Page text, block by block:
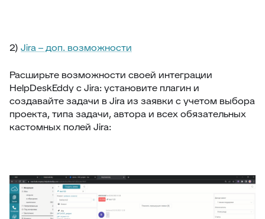
2) Jira – доп. возможности
Расширьте возможности своей интеграции
HelpDeskEddy с Jira: установите плагин и
создавайте задачи в Jira из заявки с учетом выбора
проекта, типа задачи, автора и всех обязательных
кастомных полей Jira: